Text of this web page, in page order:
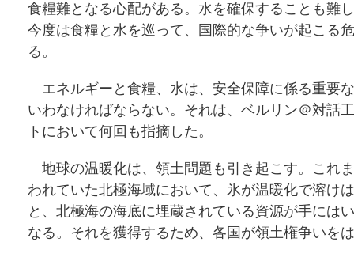
食糧難となる心配がある。水を確保することも難
今度は食糧と水を巡って、国際的な争いが起こる
る。
エネルギーと食糧、水は、安全保障に係る重要
いわなければならない。それは、ベルリン＠対話
トにおいて何回も指摘した。
地球の温暖化は、領土問題も引き起こす。これ
われていた北極海域において、氷が温暖化で溶け
と、北極海の海底に埋蔵されている資源が手には
なる。それを獲得するため、各国が領土権争いを